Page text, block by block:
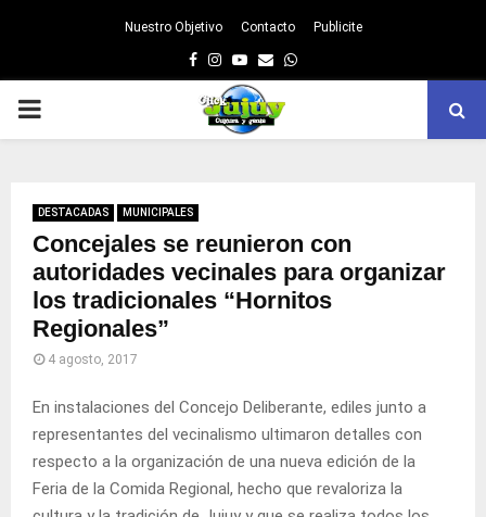
Nuestro Objetivo Contacto Publicite
Facebook
Instagram
Youtube
EmailWhatsapp
PRIMARY
DESTACADAS MUNICIPALES
Concejales se reunieron con
autoridades vecinales para organizar
los tradicionales “Hornitos
Regionales”
4 agosto, 2017
En instalaciones del Concejo Deliberante, ediles junto a
representantes del vecinalismo ultimaron detalles con
respecto a la organización de una nueva edición de la
Feria de la Comida Regional, hecho que revaloriza la